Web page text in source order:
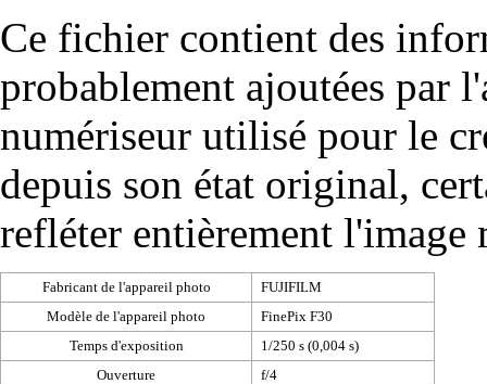
Ce fichier contient des
probablement ajoutées par
numériseur utilisé pour le
depuis son état original,
refléter entièrement l'image
Fabricant de l'appareil photo
FUJIFILM
Modèle de l'appareil photo
FinePix F30
Temps d'exposition
1/250 s (0,004 s)
Ouverture
f/4